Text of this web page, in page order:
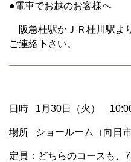
●電車でお越のお客様へ
阪急桂駅かＪＲ桂川駅よ
ご連絡下さい。
日時 1月30日（火）
場所 ショールーム（向日
定員：どちらのコースも、